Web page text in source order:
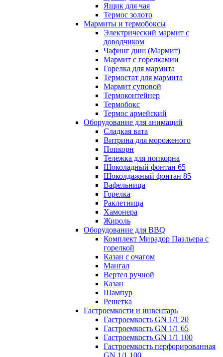
Ящик для чая
Термос золото
Мармиты и термобоксы
Электрический мармит с
доводчиком
Чафинг диш (Мармит)
Мармит с горелкамии
Горелка для мармита
Термостат для мармита
Мармит суповой
Термоконтейнер
Термобокс
Термос армейский
Оборудование для анимаций
Сладкая вата
Витрина для мороженого
Попкорн
Тележка для попкорна
Шоколадный фонтан 65
Шоколдажный фонтан 85
Вафельница
Горелка
Раклетница
Хамонера
Жироль
Оборудование для BBQ
Комплект Мирадор Паэльера с
горелкой
Казан с очагом
Мангал
Вертел ручной
Казан
Шампур
Решетка
Гастроемкости и инвентарь
Гастроемкость GN 1/1 20
Гастроемкость GN 1/1 65
Гастроемкость GN 1/1 100
Гастроемкость перфорированная
GN 1/1 100